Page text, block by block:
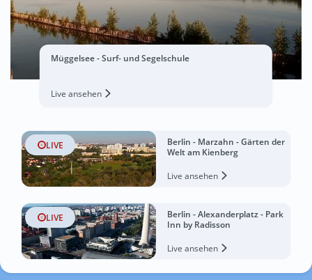
Müggelsee - Surf- und Segelschule
Live ansehen
LIVE
Berlin - Marzahn - Gärten der
Welt am Kienberg
Live ansehen
LIVE
Berlin - Alexanderplatz - Park
Inn by Radisson
Live ansehen